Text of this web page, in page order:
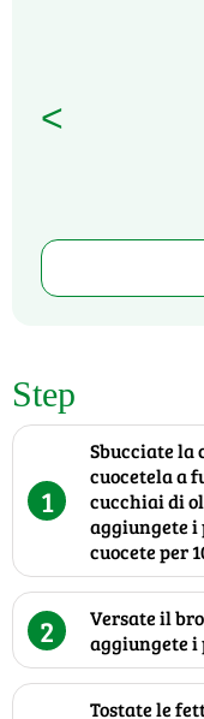
<
Step
1
Sbucciate la
cuocetela a
cucchiai di
aggiungete i
cuocete per
2
Versate il
aggiungete i
Tostate le